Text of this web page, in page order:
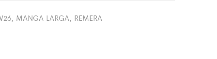
, MANGA LARGA, REMERA